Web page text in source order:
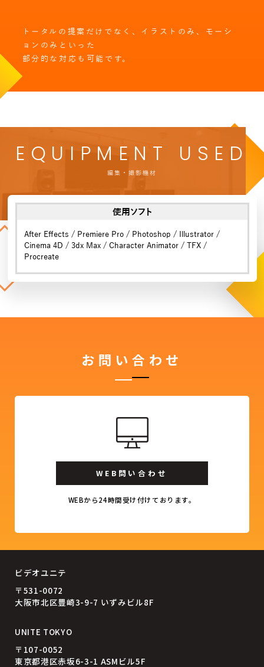
トータルの提案だけでなく、イラストのみ、モーシ
ョンのみといった
部分的な対応も可能です。
EQUIPMENT USED
編集・撮影機材
使用ソフト
After Effects / Premiere Pro / Photoshop / Illustrator /
Cinema 4D / 3dx Max / Character Animator / TFX /
Procreate
お問い合わせ
WEB問い合わせ
WEBから24時間受け付けております。
ビデオユニテ
〒531-0072
大阪市北区豊崎3-9-7 いずみビル8F
UNITE TOKYO
〒107-0052
東京都港区赤坂6-3-1 ASMビル5F